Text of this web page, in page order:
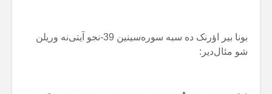
بونا بیر اؤرنک دە سبە سورەسینین 39-نجو آیتی‌نە وریلن
شو مئال‌دیر: